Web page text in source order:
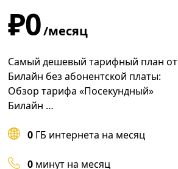
₽0/месяц
Самый дешевый тарифный план от
Билайн без абонентской платы:
Обзор тарифа «Посекундный»
Билайн …
0 ГБ интернета на месяц
0 минут на месяц